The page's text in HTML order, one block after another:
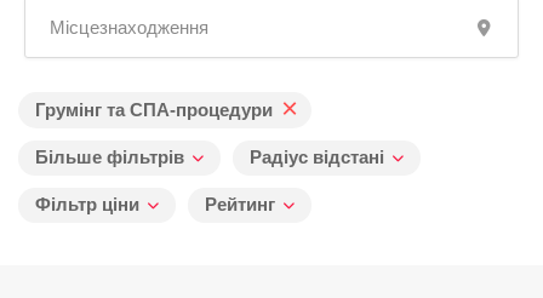
Грумінг та СПА-процедури ×
Більше фільтрів Радіус відстані
Фільтр ціни Рейтинг